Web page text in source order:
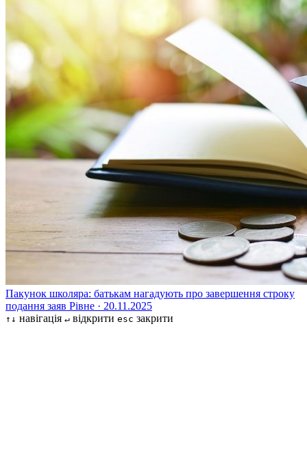
Пакунок школяра: батькам нагадують про завершення строку
подання заяв Рівне · 20.11.2025
↑↓ навігація ↵ відкрити esc закрити